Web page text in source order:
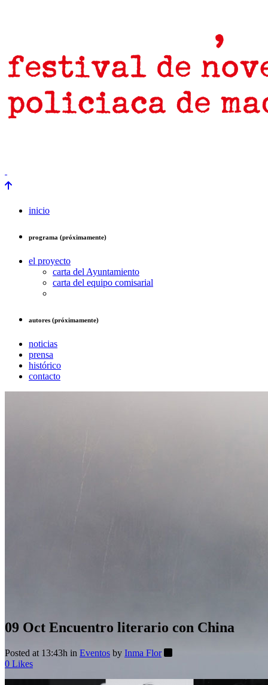
inicio
programa (próximamente)
el proyecto
carta del Ayuntamiento
carta del equipo comisarial
autores (próximamente)
noticias
prensa
histórico
contacto
09 Oct Encuentro literario con China
Posted at 13:43h in Eventos by Inma Flor
0 Likes